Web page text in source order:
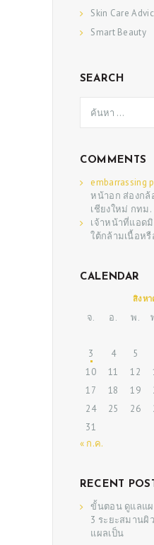
BEAUTY TIPS
PRE & POST
CONSULT &
Skin Care
Smart Beauty
SEARCH
สำหรับ:
COMMENTS
embarrassing
หน้าอก ส่องกล้
เชียงใหม่ กทม.
เจ้าหน้าที่แอด
ใต้กล้ามเนื้อห
CALENDAR
สิงห
จ. อ. พ.
3
4 5
10
11 12
17
18 19
24
25 26
31
« ก.ค.
RECENT
ขั้นตอน ดูแลแ
3 ระยะสมานผิ
แผลเป็น